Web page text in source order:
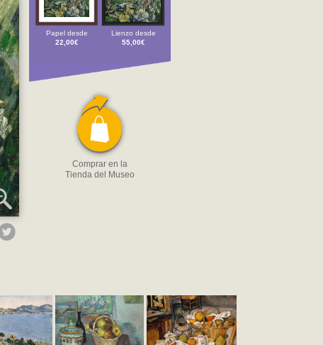
Papel desde
22,00€
Lienzo desde
55,00€
Comprar en la
Tienda del Museo